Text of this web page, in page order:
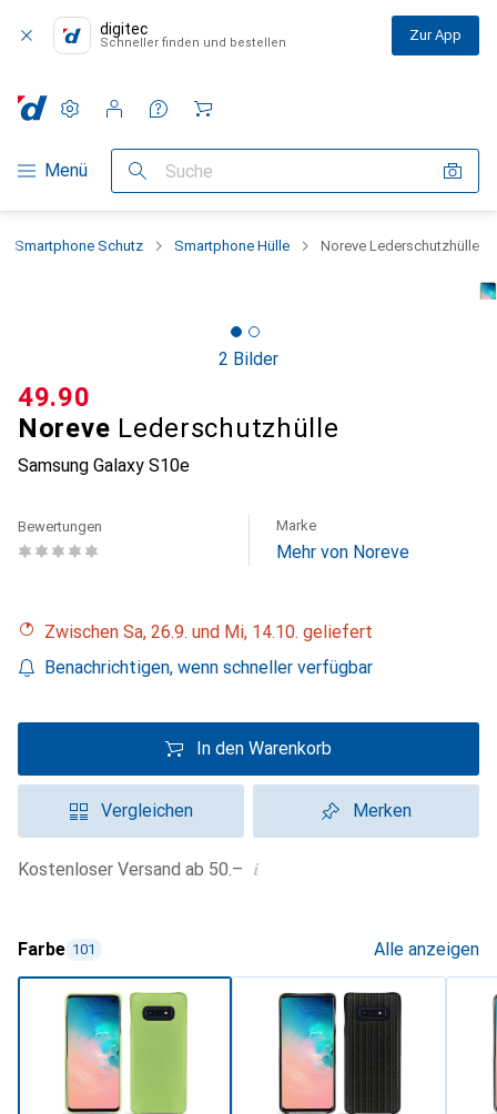
digitec
Schneller finden und bestellen Zur App
Navigation nach Kategorien
Menü Suche
Einstellungen
Kundenkonto
Vergleichslisten
Merklisten
Warenkorb
Smartphone Schutz Smartphone Hülle Noreve Lederschutzhülle
2 Bilder
Noreve Lederschutzhülle
Samsung Galaxy S10e
CHF
49.90
Bewertungen Marke
Mehr von Noreve
Zwischen Sa, 26.9. und Mi, 14.10. geliefert
Benachrichtigen, wenn schneller verfügbar
In den Warenkorb
Vergleichen Merken
Kostenloser Versand ab 50.– i
Farbe 101 Alle anzeigen